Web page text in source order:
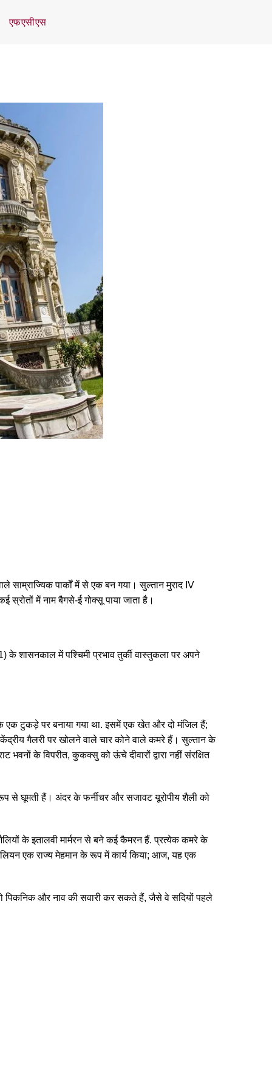
एफएसीएस
साम्राज्यिक पार्कों में से एक बन गया। सुल्तान मुराद IV
में नाम बैगसे-ई गोक्सू पाया जाता है।
के शासनकाल में पश्चिमी प्रभाव तुर्की वास्तुकला पर अपने
टुकड़े पर बनाया गया था. इसमें एक खेत और दो मंजिल हैं;
गैलरी पर खोलने वाले चार कोने वाले कमरे हैं। सुल्तान के
के विपरीत, कुकक्सु को ऊंचे दीवारों द्वारा नहीं संरक्षित
से घूमती हैं। अंदर के फर्नीचर और सजावट यूरोपीय शैली को
के इतालवी मार्मरन से बने कई कैमरन हैं. प्रत्येक कमरे के
एक राज्य मेहमान के रूप में कार्य किया; आज, यह एक
पिकनिक और नाव की सवारी कर सकते हैं, जैसे वे सदियों पहले